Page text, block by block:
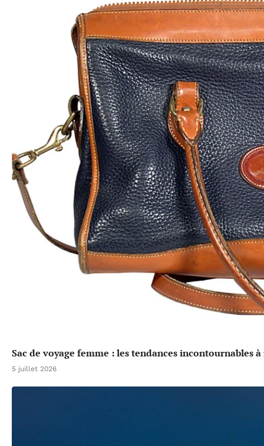
Sac de voyage femme : les tendances incontournables
5 juillet 2026